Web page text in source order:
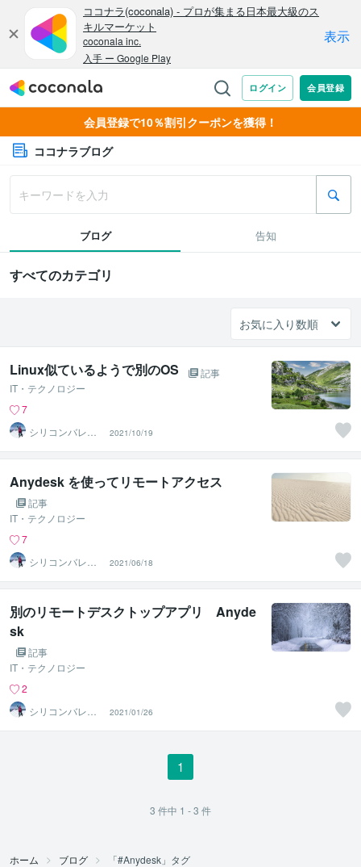
会員登録で10％割引クーポンを獲得！
ココナラブログ
ブログ 告知
すべてのカテゴリ
Linux似ているようで別のOS
記事
IT・テクノロジー
7
シリコンバレー
スーパーウエア
2021/10/19
Anydesk を使ってリモートアクセス
記事
IT・テクノロジー
7
シリコンバレー
スーパーウエア
2021/06/18
別のリモートデスクトップアプリ Anyde
sk
記事
IT・テクノロジー
2
シリコンバレー
スーパーウエア
2021/01/26
1
3 件中 1 - 3 件
ホーム ブログ 「#Anydesk」タグ